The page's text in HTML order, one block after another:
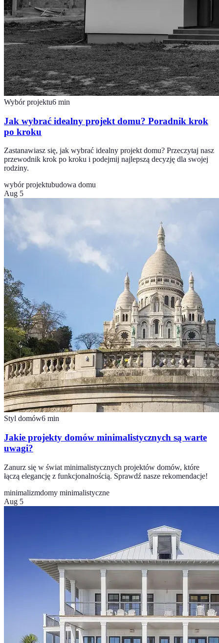
Wybór projektu6 min
Jak wybrać idealny projekt domu? Poradnik krok
po kroku
Zastanawiasz się, jak wybrać idealny projekt domu? Przeczytaj nasz
przewodnik krok po kroku i podejmij najlepszą decyzję dla swojej
rodziny.
wybór projektubudowa domu
Aug 5
Styl domów6 min
Jakie projekty domów minimalistycznych są warte
uwagi?
Zanurz się w świat minimalistycznych projektów domów, które
łączą elegancję z funkcjonalnością. Sprawdź nasze rekomendacje!
minimalizmdomy minimalistyczne
Aug 5